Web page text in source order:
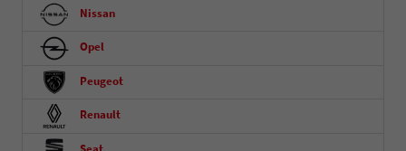
Nissan
Opel
Peugeot
Renault